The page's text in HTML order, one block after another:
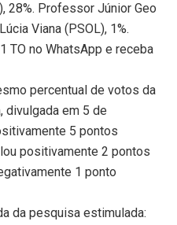
28%. Professor Júnior Geo
Viana (PSOL), 1%.
TO no WhatsApp e receba
percentual de votos da
divulgada em 5 de
5 pontos
positivamente 2 pontos
1 ponto
da pesquisa estimulada: